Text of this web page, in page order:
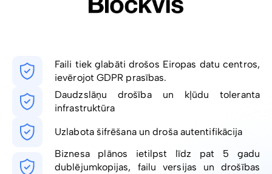
Faili tiek glabāti drošos Eiropas datu centros,
ievērojot GDPR prasības.
Daudzslāņu drošība un kļūdu toleranta
infrastruktūra
Uzlabota šifrēšana un droša autentifikācija
Biznesa plānos ietilpst līdz pat 5 gadu
dublējumkopijas, failu versijas un drošības